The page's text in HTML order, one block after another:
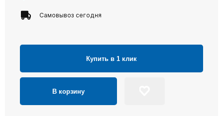
Самовывоз сегодня
Купить в 1 клик
В корзину